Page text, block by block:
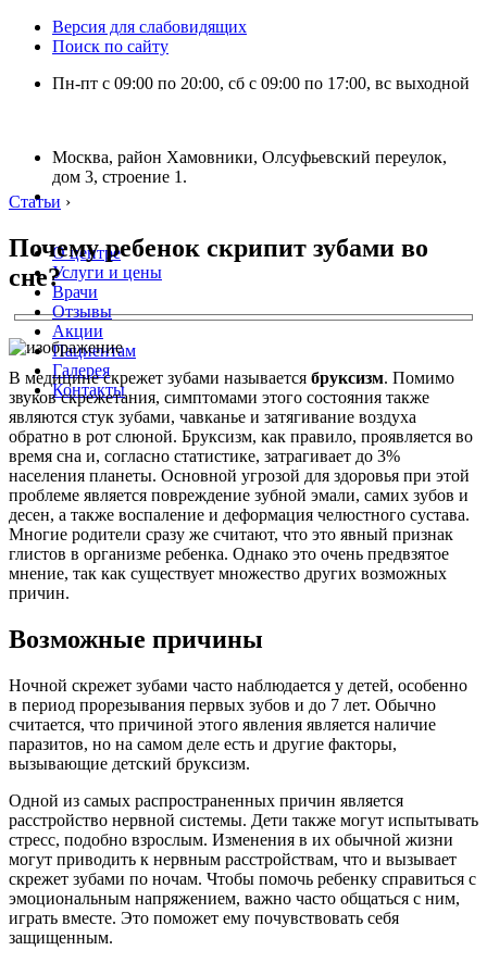
Версия для слабовидящих
Поиск по сайту
Пн-пт с 09:00 по 20:00, сб с 09:00 по 17:00, вс выходной
Москва, район Хамовники, Олсуфьевский переулок,
дом 3, строение 1.
О центре
Услуги и цены
Врачи
Отзывы
Акции
Пациентам
Галерея
Контакты
Статьи ›
Почему ребенок скрипит зубами во
сне?
В медицине скрежет зубами называется бруксизм. Помимо
звуков скрежетания, симптомами этого состояния также
являются стук зубами, чавканье и затягивание воздуха
обратно в рот слюной. Бруксизм, как правило, проявляется во
время сна и, согласно статистике, затрагивает до 3%
населения планеты. Основной угрозой для здоровья при этой
проблеме является повреждение зубной эмали, самих зубов и
десен, а также воспаление и деформация челюстного сустава.
Многие родители сразу же считают, что это явный признак
глистов в организме ребенка. Однако это очень предвзятое
мнение, так как существует множество других возможных
причин.
Возможные причины
Ночной скрежет зубами часто наблюдается у детей, особенно
в период прорезывания первых зубов и до 7 лет. Обычно
считается, что причиной этого явления является наличие
паразитов, но на самом деле есть и другие факторы,
вызывающие детский бруксизм.
Одной из самых распространенных причин является
расстройство нервной системы. Дети также могут испытывать
стресс, подобно взрослым. Изменения в их обычной жизни
могут приводить к нервным расстройствам, что и вызывает
скрежет зубами по ночам. Чтобы помочь ребенку справиться с
эмоциональным напряжением, важно часто общаться с ним,
играть вместе. Это поможет ему почувствовать себя
защищенным.